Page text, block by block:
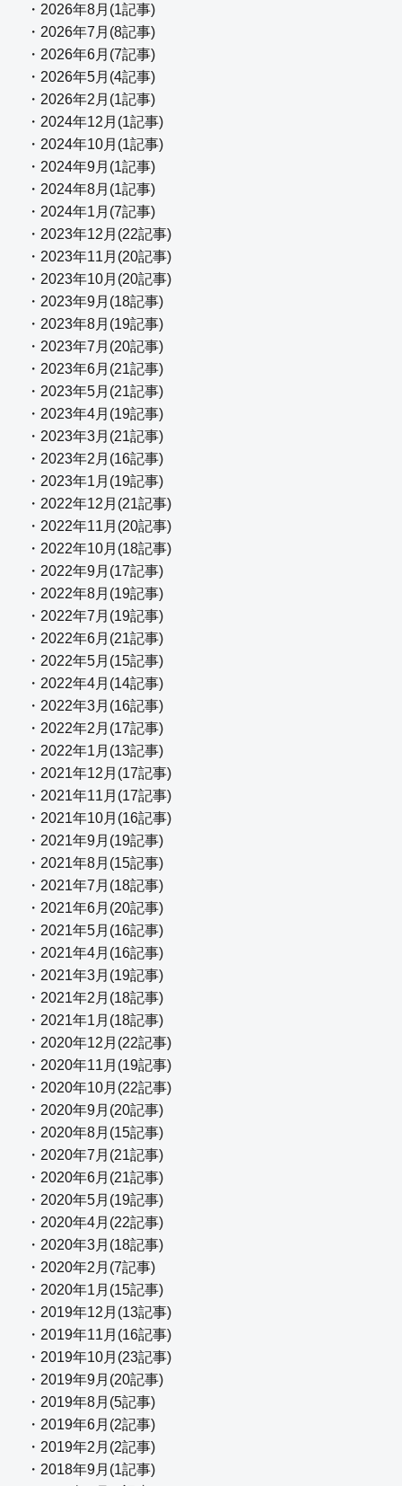
・2026年8月(1記事)
・2026年7月(8記事)
・2026年6月(7記事)
・2026年5月(4記事)
・2026年2月(1記事)
・2024年12月(1記事)
・2024年10月(1記事)
・2024年9月(1記事)
・2024年8月(1記事)
・2024年1月(7記事)
・2023年12月(22記事)
・2023年11月(20記事)
・2023年10月(20記事)
・2023年9月(18記事)
・2023年8月(19記事)
・2023年7月(20記事)
・2023年6月(21記事)
・2023年5月(21記事)
・2023年4月(19記事)
・2023年3月(21記事)
・2023年2月(16記事)
・2023年1月(19記事)
・2022年12月(21記事)
・2022年11月(20記事)
・2022年10月(18記事)
・2022年9月(17記事)
・2022年8月(19記事)
・2022年7月(19記事)
・2022年6月(21記事)
・2022年5月(15記事)
・2022年4月(14記事)
・2022年3月(16記事)
・2022年2月(17記事)
・2022年1月(13記事)
・2021年12月(17記事)
・2021年11月(17記事)
・2021年10月(16記事)
・2021年9月(19記事)
・2021年8月(15記事)
・2021年7月(18記事)
・2021年6月(20記事)
・2021年5月(16記事)
・2021年4月(16記事)
・2021年3月(19記事)
・2021年2月(18記事)
・2021年1月(18記事)
・2020年12月(22記事)
・2020年11月(19記事)
・2020年10月(22記事)
・2020年9月(20記事)
・2020年8月(15記事)
・2020年7月(21記事)
・2020年6月(21記事)
・2020年5月(19記事)
・2020年4月(22記事)
・2020年3月(18記事)
・2020年2月(7記事)
・2020年1月(15記事)
・2019年12月(13記事)
・2019年11月(16記事)
・2019年10月(23記事)
・2019年9月(20記事)
・2019年8月(5記事)
・2019年6月(2記事)
・2019年2月(2記事)
・2018年9月(1記事)